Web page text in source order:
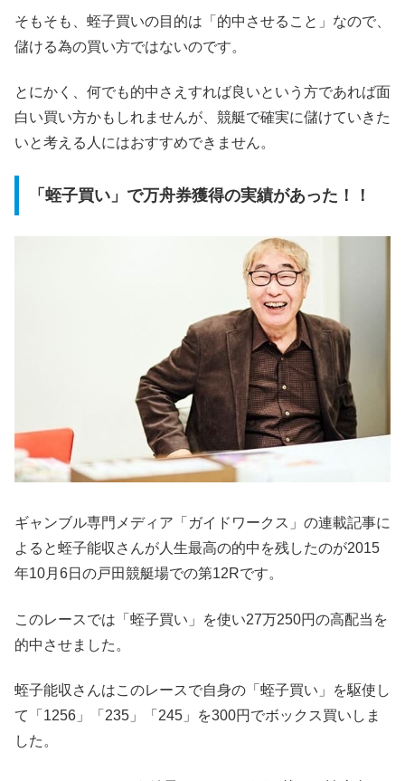
そもそも、蛭子買いの目的は「的中させること」なので、
儲ける為の買い方ではないのです。
とにかく、何でも的中さえすれば良いという方であれば面
白い買い方かもしれませんが、競艇で確実に儲けていきた
いと考える人にはおすすめできません。
「蛭子買い」で万舟券獲得の実績があった！！
ギャンブル専門メディア「ガイドワークス」の連載記事に
よると蛭子能収さんが人生最高の的中を残したのが2015
年10月6日の戸田競艇場での第12Rです。
このレースでは「蛭子買い」を使い27万250円の高配当を
的中させました。
蛭子能収さんはこのレースで自身の「蛭子買い」を駆使し
て「1256」「235」「245」を300円でボックス買いしま
した。